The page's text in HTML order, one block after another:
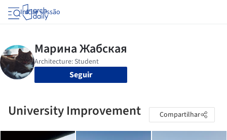
Iniciar sessão
Seguir
University Improvement Compartilhar